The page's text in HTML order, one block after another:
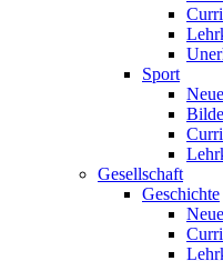
Sport
Gesellschaft
Geschichte